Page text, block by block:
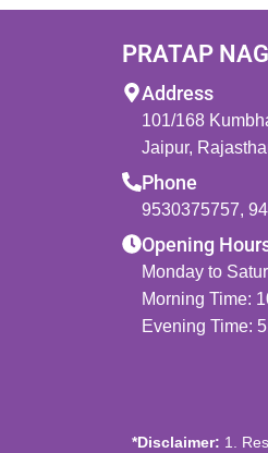
PRATAP
Address
101/168
Jaipur,
Phone
9530375757,
Opening
Monday to
Morning Time:
Evening Time:
*Disclaimer: 1.